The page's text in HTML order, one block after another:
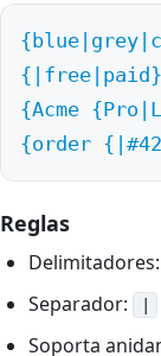
{|free|paid}
{Acme
{order
Reglas
Delimitadores:
Separador:
Soporta